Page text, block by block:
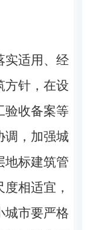
实适用、经
方针，在设
验收备案等
调，加强城
地标建筑管
相适宜，
城市要严格